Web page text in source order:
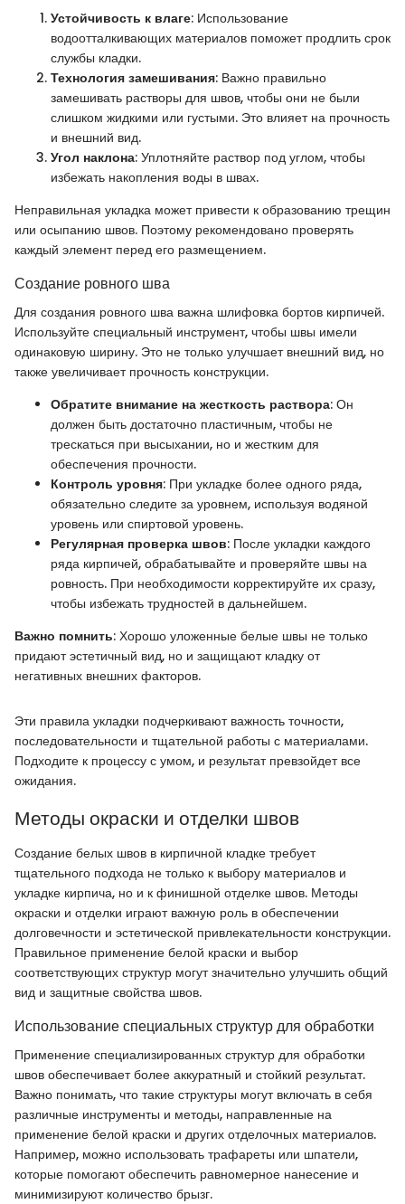
Устойчивость к влаге: Использование
водоотталкивающих материалов поможет продлить срок
службы кладки.
Технология замешивания: Важно правильно
замешивать растворы для швов, чтобы они не были
слишком жидкими или густыми. Это влияет на прочность
и внешний вид.
Угол наклона: Уплотняйте раствор под углом, чтобы
избежать накопления воды в швах.
Неправильная укладка может привести к образованию трещин
или осыпанию швов. Поэтому рекомендовано проверять
каждый элемент перед его размещением.
Создание ровного шва
Для создания ровного шва важна шлифовка бортов кирпичей.
Используйте специальный инструмент, чтобы швы имели
одинаковую ширину. Это не только улучшает внешний вид, но
также увеличивает прочность конструкции.
Обратите внимание на жесткость раствора: Он
должен быть достаточно пластичным, чтобы не
трескаться при высыхании, но и жестким для
обеспечения прочности.
Контроль уровня: При укладке более одного ряда,
обязательно следите за уровнем, используя водяной
уровень или спиртовой уровень.
Регулярная проверка швов: После укладки каждого
ряда кирпичей, обрабатывайте и проверяйте швы на
ровность. При необходимости корректируйте их сразу,
чтобы избежать трудностей в дальнейшем.
Важно помнить: Хорошо уложенные белые швы не только
придают эстетичный вид, но и защищают кладку от
негативных внешних факторов.
Эти правила укладки подчеркивают важность точности,
последовательности и тщательной работы с материалами.
Подходите к процессу с умом, и результат превзойдет все
ожидания.
Методы окраски и отделки швов
Создание белых швов в кирпичной кладке требует
тщательного подхода не только к выбору материалов и
укладке кирпича, но и к финишной отделке швов. Методы
окраски и отделки играют важную роль в обеспечении
долговечности и эстетической привлекательности конструкции.
Правильное применение белой краски и выбор
соответствующих структур могут значительно улучшить общий
вид и защитные свойства швов.
Использование специальных структур для обработки
Применение специализированных структур для обработки
швов обеспечивает более аккуратный и стойкий результат.
Важно понимать, что такие структуры могут включать в себя
различные инструменты и методы, направленные на
применение белой краски и других отделочных материалов.
Например, можно использовать трафареты или шпатели,
которые помогают обеспечить равномерное нанесение и
минимизируют количество брызг.